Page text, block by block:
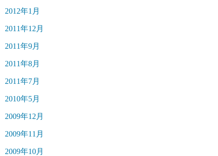
2012年1月
2011年12月
2011年9月
2011年8月
2011年7月
2010年5月
2009年12月
2009年11月
2009年10月